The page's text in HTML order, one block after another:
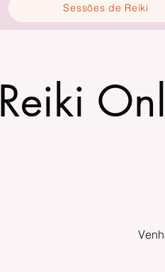
Sessões de Reiki
Reiki